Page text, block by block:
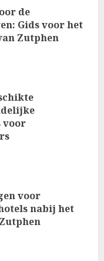
de
Gids voor het
Zutphen
voor
voor
nabij het